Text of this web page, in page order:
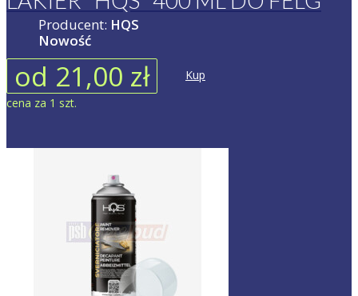
Producent: HQS
Nowość
od 21,00 zł
Kup
cena za 1 szt.